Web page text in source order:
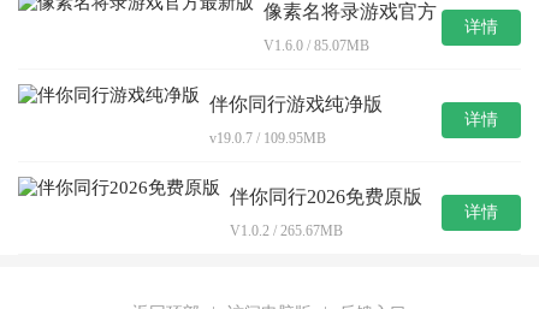
像素名将录游戏官方
V1.6.0 / 85.07MB
详情
伴你同行游戏纯净版
v19.0.7 / 109.95MB
详情
伴你同行2026免费原版
V1.0.2 / 265.67MB
详情